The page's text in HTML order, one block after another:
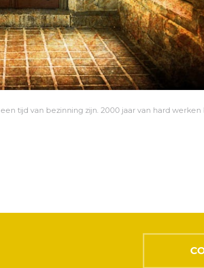
tijd van bezinning zijn. 2000 jaar van hard